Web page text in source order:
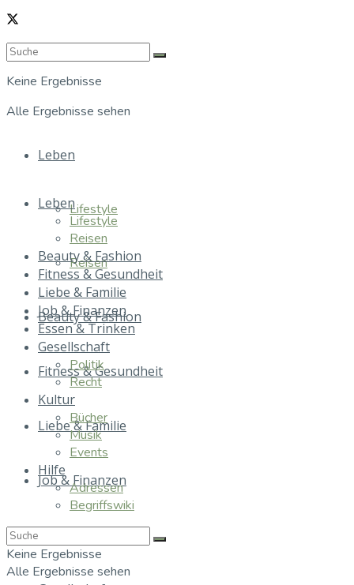
Keine Ergebnisse
Alle Ergebnisse sehen
Leben
Lifestyle
Reisen
Beauty & Fashion
Fitness & Gesundheit
Liebe & Familie
Job & Finanzen
Leben
Lifestyle
Reisen
Beauty & Fashion
Fitness & Gesundheit
Liebe & Familie
Job & Finanzen
Essen & Trinken
Gesellschaft
Politik
Recht
Kultur
Bücher
Musik
Events
Hilfe
Adressen
Begriffswiki
Keine Ergebnisse
Alle Ergebnisse sehen